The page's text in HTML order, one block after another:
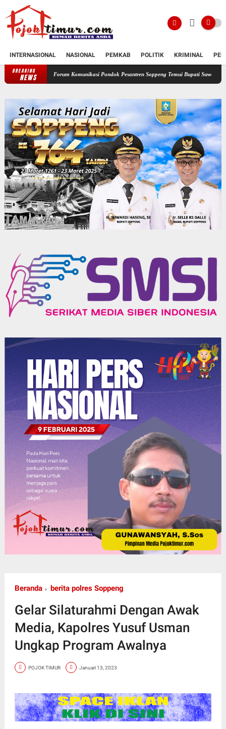
INTERNASIONAL NASIONAL PEMKAB POLITIK KRIMINAL
BREAKING
NEWS
Forum Komunikasi Pondok Pesantren Soppeng Temui Bupati Suwardi Haseng
Beranda berita polres Soppeng
Gelar Silaturahmi Dengan Awak
Media, Kapolres Yusuf Usman
Ungkap Program Awalnya
POJOK TIMUR Januari 13, 2023